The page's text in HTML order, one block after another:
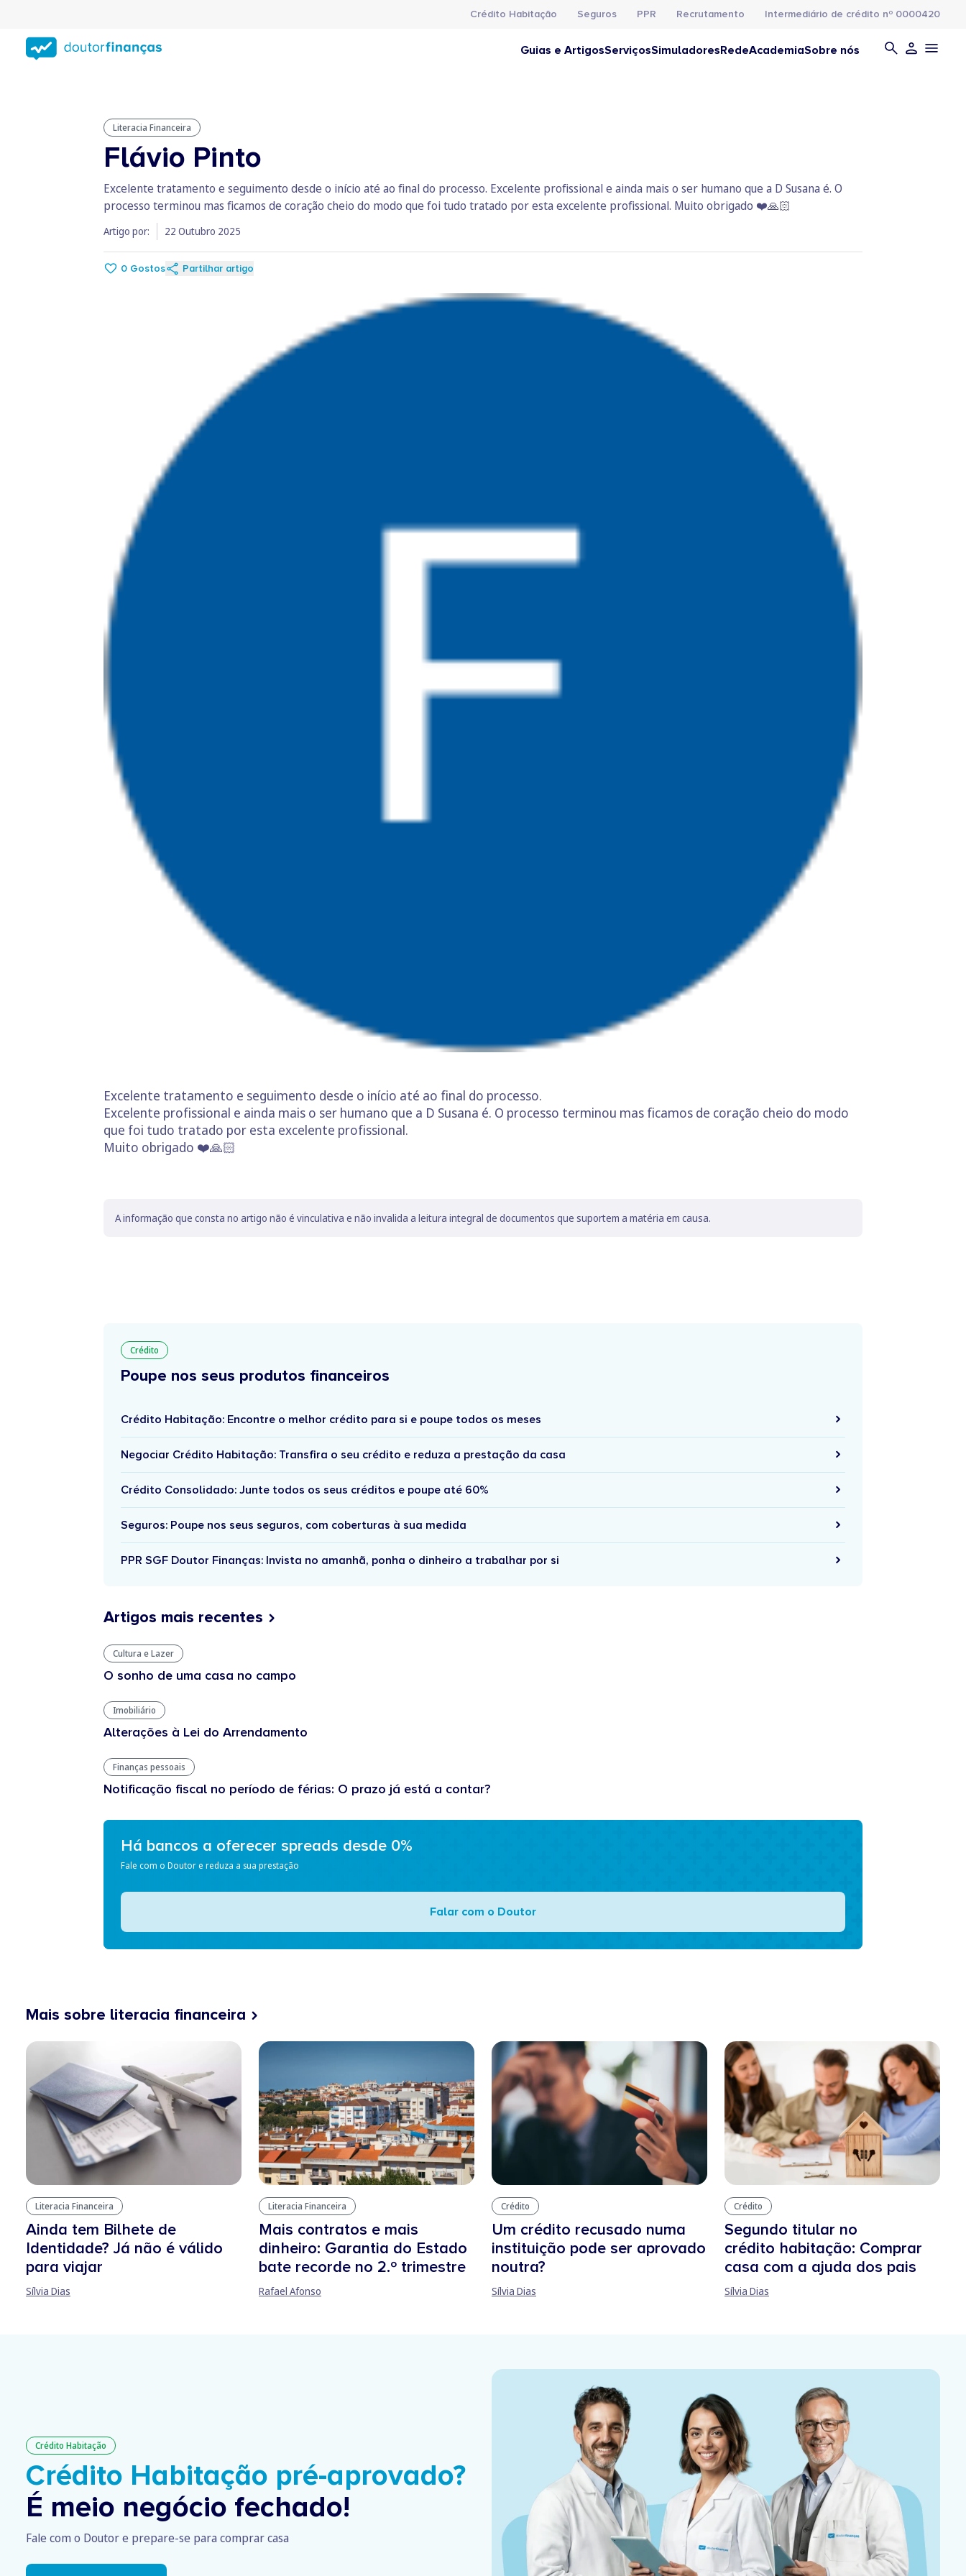
conteúdo
principal
Crédito Habitação Seguros PPR Recrutamento Intermediário de crédito nº 0000420
Guias e ArtigosServiçosSimuladoresRedeAcademiaSobre nós
Literacia Financeira
Flávio Pinto
Excelente tratamento e seguimento desde o início até ao final do processo. Excelente profissional e ainda mais o ser humano que a D Susana é. O
processo terminou mas ficamos de coração cheio do modo que foi tudo tratado por esta excelente profissional. Muito obrigado ❤️🙏🏻
Artigo por: 22 Outubro 2025
0 Gostos Partilhar artigo
Excelente tratamento e seguimento desde o início até ao final do processo.
Excelente profissional e ainda mais o ser humano que a D Susana é. O processo terminou mas ficamos de coração cheio do modo
que foi tudo tratado por esta excelente profissional.
Muito obrigado ❤️🙏🏻
A informação que consta no artigo não é vinculativa e não invalida a leitura integral de documentos que suportem a matéria em causa.
Crédito
Poupe nos seus produtos financeiros
Crédito Habitação: Encontre o melhor crédito para si e poupe todos os meses
Negociar Crédito Habitação: Transfira o seu crédito e reduza a prestação da casa
Crédito Consolidado: Junte todos os seus créditos e poupe até 60%
Seguros: Poupe nos seus seguros, com coberturas à sua medida
PPR SGF Doutor Finanças: Invista no amanhã, ponha o dinheiro a trabalhar por si
Artigos mais recentes
Cultura e Lazer
O sonho de uma casa no campo
Imobiliário
Alterações à Lei do Arrendamento
Finanças pessoais
Notificação fiscal no período de férias: O prazo já está a contar?
Há bancos a oferecer spreads desde 0%
Fale com o Doutor e reduza a sua prestação
Falar com o Doutor
Mais sobre literacia financeira
Literacia Financeira
Ainda tem Bilhete de
Identidade? Já não é válido
para viajar
Sílvia Dias
Literacia Financeira
Mais contratos e mais
dinheiro: Garantia do Estado
bate recorde no 2.º trimestre
Rafael Afonso
Crédito
Um crédito recusado numa
instituição pode ser aprovado
noutra?
Sílvia Dias
Crédito
Segundo titular no
crédito habitação: Comprar
casa com a ajuda dos pais
Sílvia Dias
Crédito Habitação
Crédito Habitação pré-aprovado?
É meio negócio fechado!
Fale com o Doutor e prepare-se para comprar casa